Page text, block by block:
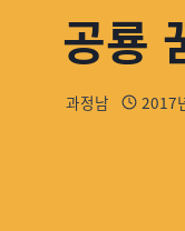
공룡
과정남 2017